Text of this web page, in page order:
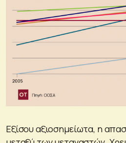
Εξίσου αξιοσημείωτα, η